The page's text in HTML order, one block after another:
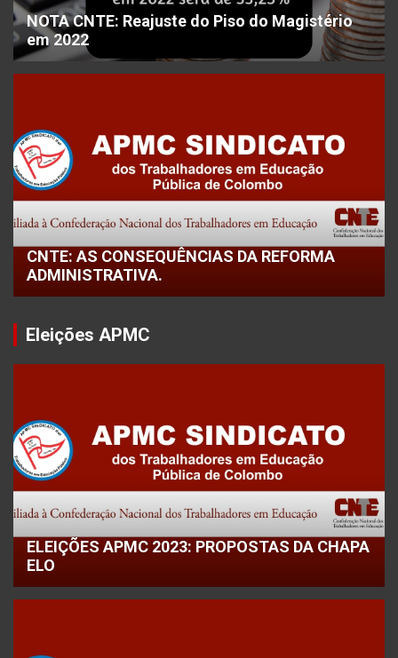
NOTA CNTE: Reajuste do Piso do Magistério
em 2022
CNTE: AS CONSEQUÊNCIAS DA REFORMA
ADMINISTRATIVA.
Eleições APMC
ELEIÇÕES APMC 2023: PROPOSTAS DA CHAPA
ELO